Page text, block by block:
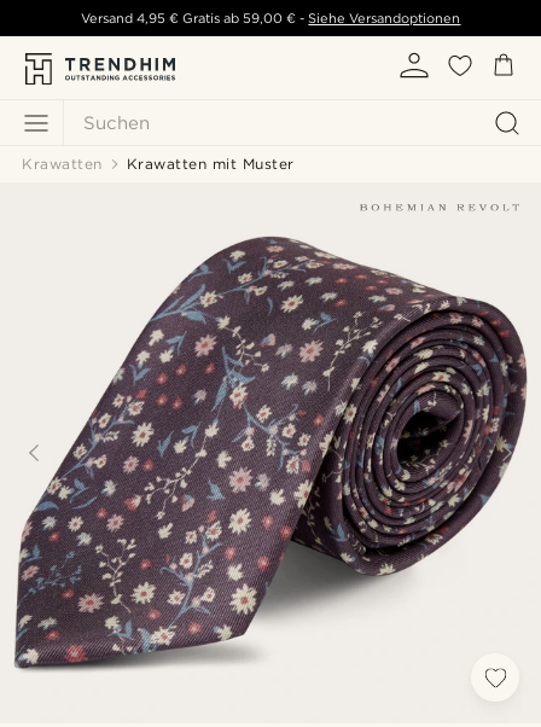
Suchen
Versand 4,95 € Gratis ab 59,00 € - Siehe Versandoptionen
Krawatten Krawatten mit Muster